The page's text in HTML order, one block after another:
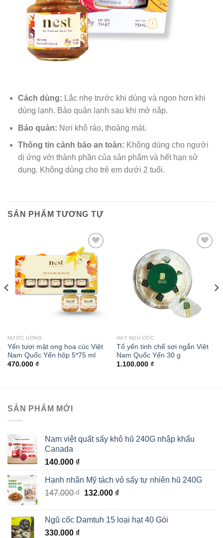
Cách dùng: Lắc nhẹ trước khi dùng và ngon hơn khi
dùng lạnh. Bảo quản lạnh sau khi mở nắp.
Bảo quản: Nơi khô ráo, thoáng mát.
Thông tin cảnh báo an toàn: Không dùng cho người
dị ứng với thành phần của sản phẩm và hết hạn sử
dụng. Không dùng cho trẻ em dưới 2 tuổi.
SẢN PHẨM TƯƠNG TỰ
Add to
wishlist
NƯỚC UỐNG
Yến tươi mật ong hoa cúc Việt
Nam Quốc Yến hộp 5*75 ml
470.000 ₫
HẠT NGŨ CỐC
Tổ yến tinh chế sợi ngắn Việt
Nam Quốc Yến 30 g
1.100.000 ₫
SẢN PHẨM MỚI
Nam việt quất sấy khô hũ 240G nhập khẩu
Canada
140.000 ₫
Hạnh nhân Mỹ tách vỏ sấy tự nhiên hũ 240G
147.000₫ Giá
147.000 ₫.
132.000 ₫Giá
là:
Ngũ cốc Damtuh 15 loại hạt 40 Gói
330.000 ₫